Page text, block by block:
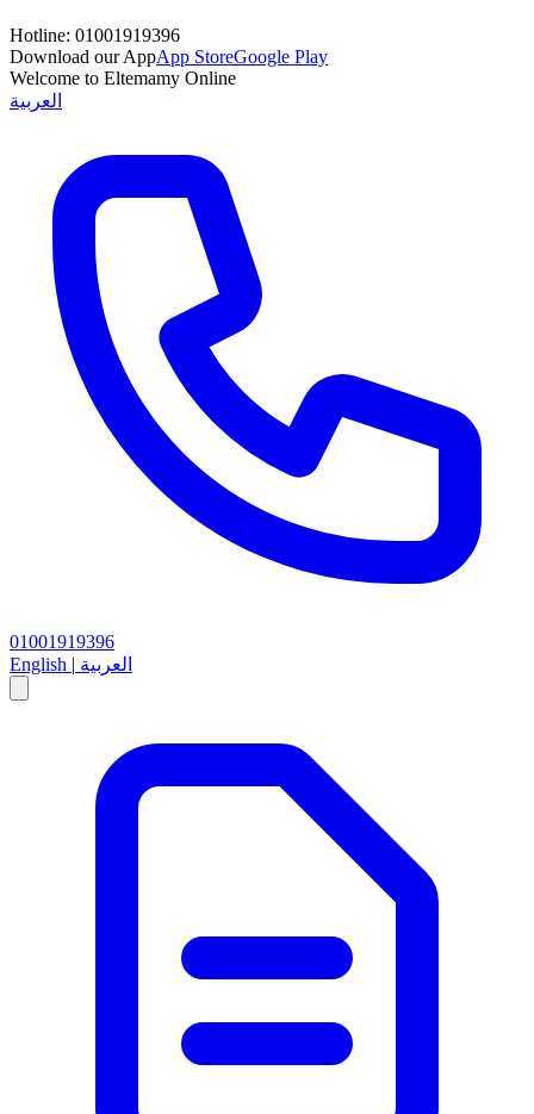
Hotline: 01001919396
Download our AppApp StoreGoogle Play
Welcome to Eltemamy Online
العربية
01001919396
English | العربية